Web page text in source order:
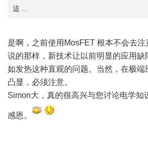
這 ...
是啊，之前使用MosFET 根本不会去
说的那样，新技术让以前明显的应用缺
如发热这种直观的问题。当然，在极端
凸显，必须注意。
Simon大，真的很高兴与您讨论电学知
感恩。